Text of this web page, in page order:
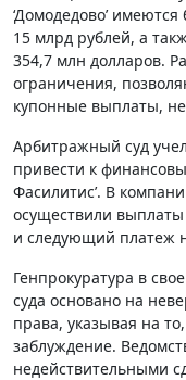
‘Домодедово’
15 млрд рублей, а
354,7 млн долларов.
ограничения,
купонные выплаты, не
Арбитражный суд
привести к
Фасилитис’. В
осуществили
и следующий платеж
Генпрокуратура в
суда основано на
права, указывая на
заблуждение.
недействительными